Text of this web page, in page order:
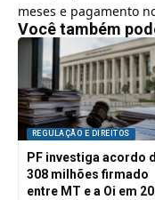
meses e pagamento
Você também
REGULAÇÃO E DIREITOS
PF investiga acordo
308 milhões firmado
entre MT e a Oi em